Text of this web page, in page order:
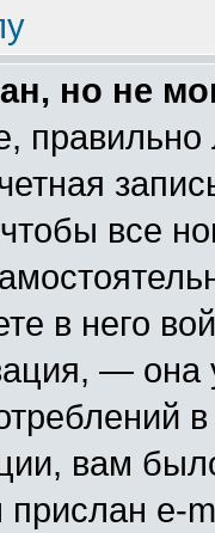
но не
все
в него
—
вам
e-